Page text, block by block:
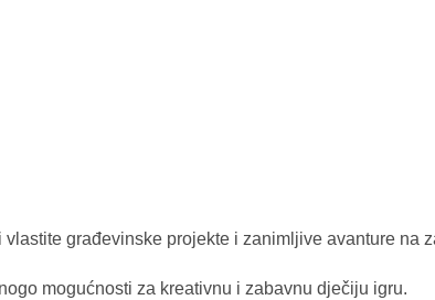
građevinske projekte i zanimljive avanture na
mogućnosti za kreativnu i zabavnu dječiju igru.